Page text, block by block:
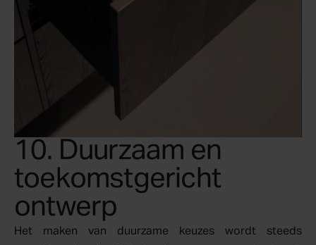
10. Duurzaam en
toekomstgericht
ontwerp
Het maken van duurzame keuzes wordt steeds